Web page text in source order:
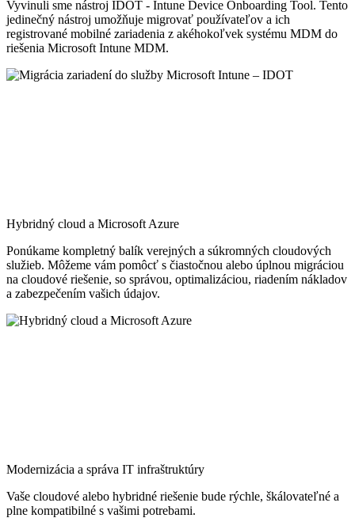
Vyvinuli sme nástroj IDOT - Intune Device Onboarding Tool. Tento
jedinečný nástroj umožňuje migrovať používateľov a ich
registrované mobilné zariadenia z akéhokoľvek systému MDM do
riešenia Microsoft Intune MDM.
Hybridný cloud a Microsoft Azure
Ponúkame kompletný balík verejných a súkromných cloudových
služieb. Môžeme vám pomôcť s čiastočnou alebo úplnou migráciou
na cloudové riešenie, so správou, optimalizáciou, riadením nákladov
a zabezpečením vašich údajov.
Modernizácia a správa IT infraštruktúry
Vaše cloudové alebo hybridné riešenie bude rýchle, škálovateľné a
plne kompatibilné s vašimi potrebami.